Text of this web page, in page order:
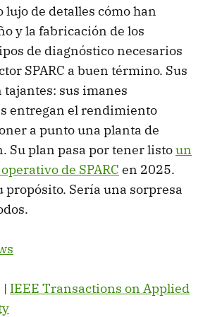
lujo de detalles cómo han
y la fabricación de los
de diagnóstico necesarios
SPARC a buen término. Sus
sus imanes
entregan el rendimiento
a punto una planta de
Su plan pasa por tener listoun
de SPARC en 2025.
propósito. Sería una sorpresa
| IEEE Transactions on Applied